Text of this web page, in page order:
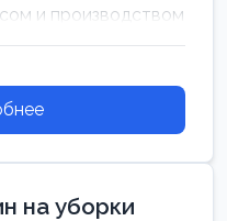
и производством
на уборки